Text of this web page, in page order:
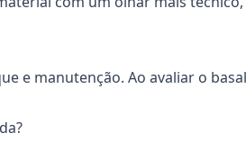
e manutenção. Ao avaliar o